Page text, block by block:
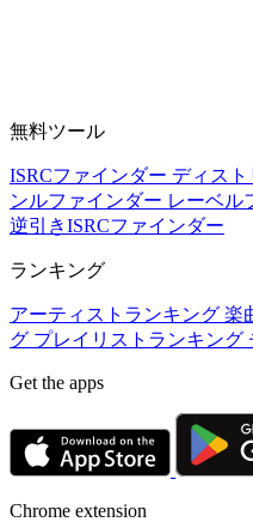
無料ツール
ISRCファインダー ディス
ンルファインダー レーベル
逆引きISRCファインダー
ランキング
アーティストランキング 楽
グ プレイリストランキング
Get the apps
Chrome extension